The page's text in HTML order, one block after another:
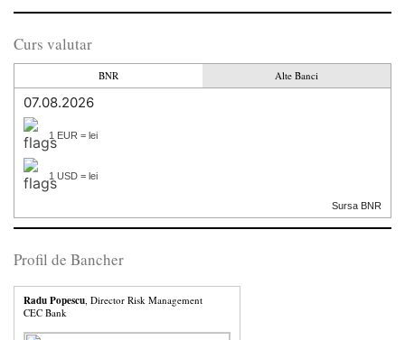
Curs valutar
BNR Alte Banci
07.08.2026
1 EUR = lei
1 USD = lei
Sursa BNR
Profil de Bancher
Radu Popescu , Director Risk Management
CEC Bank